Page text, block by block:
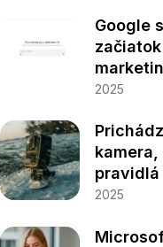
Google
2025
pravidlá
2025